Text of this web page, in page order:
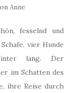
Anne
fesselnd und
vier Hunde
lang. Der
im Schatten des
ihre Reise durch